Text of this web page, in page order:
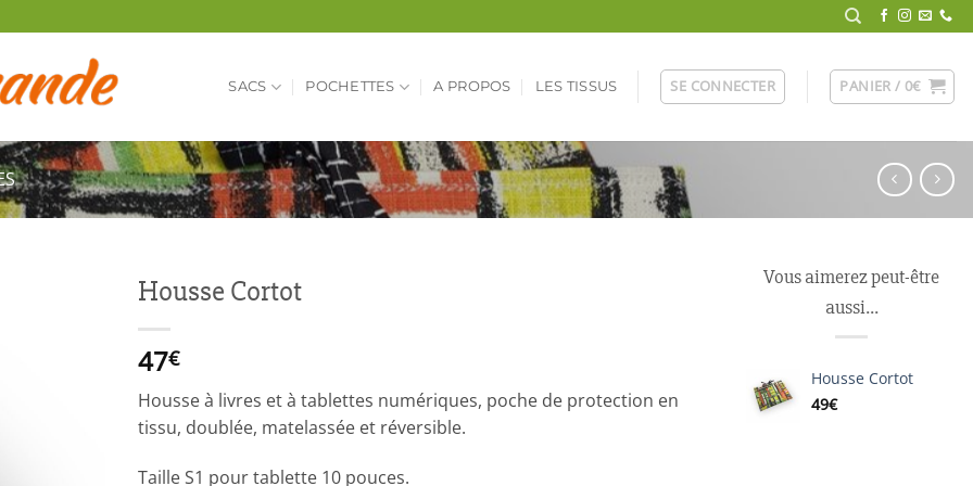
SACS POCHETTES A PROPOS LES TISSUS SE CONNECTER PANIER / 0€
Housse Cortot
47€
Housse à livres et à tablettes numériques, poche de protection en
tissu, doublée, matelassée et réversible.
Taille S1 pour tablette 10 pouces.
Vous aimerez peut-être
aussi…
Housse Cortot
49€